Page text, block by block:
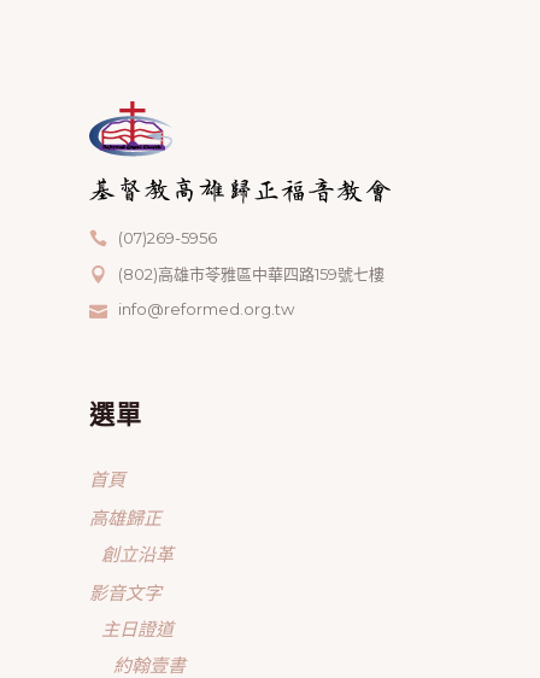
(07)269-5956
(802)高雄市苓雅區中華四路159號七樓
info@reformed.org.tw
選單
首頁
高雄歸正
創立沿革
影音文字
主日證道
約翰壹書